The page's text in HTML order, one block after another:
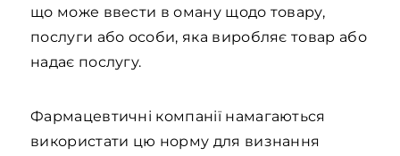
що може ввести в оману щодо товару,
послуги або особи, яка виробляє товар або
надає послугу.
Фармацевтичні компанії намагаються
використати цю норму для визнання